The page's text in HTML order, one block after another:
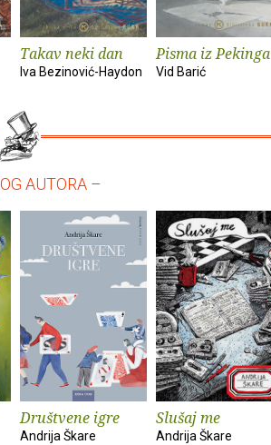
Takav neki dan
Iva Bezinović-Haydon
Pisma iz Pekinga
Vid Barić
AUTORA –
Društvene igre
Andrija Škare
Slušaj me
Andrija Škare